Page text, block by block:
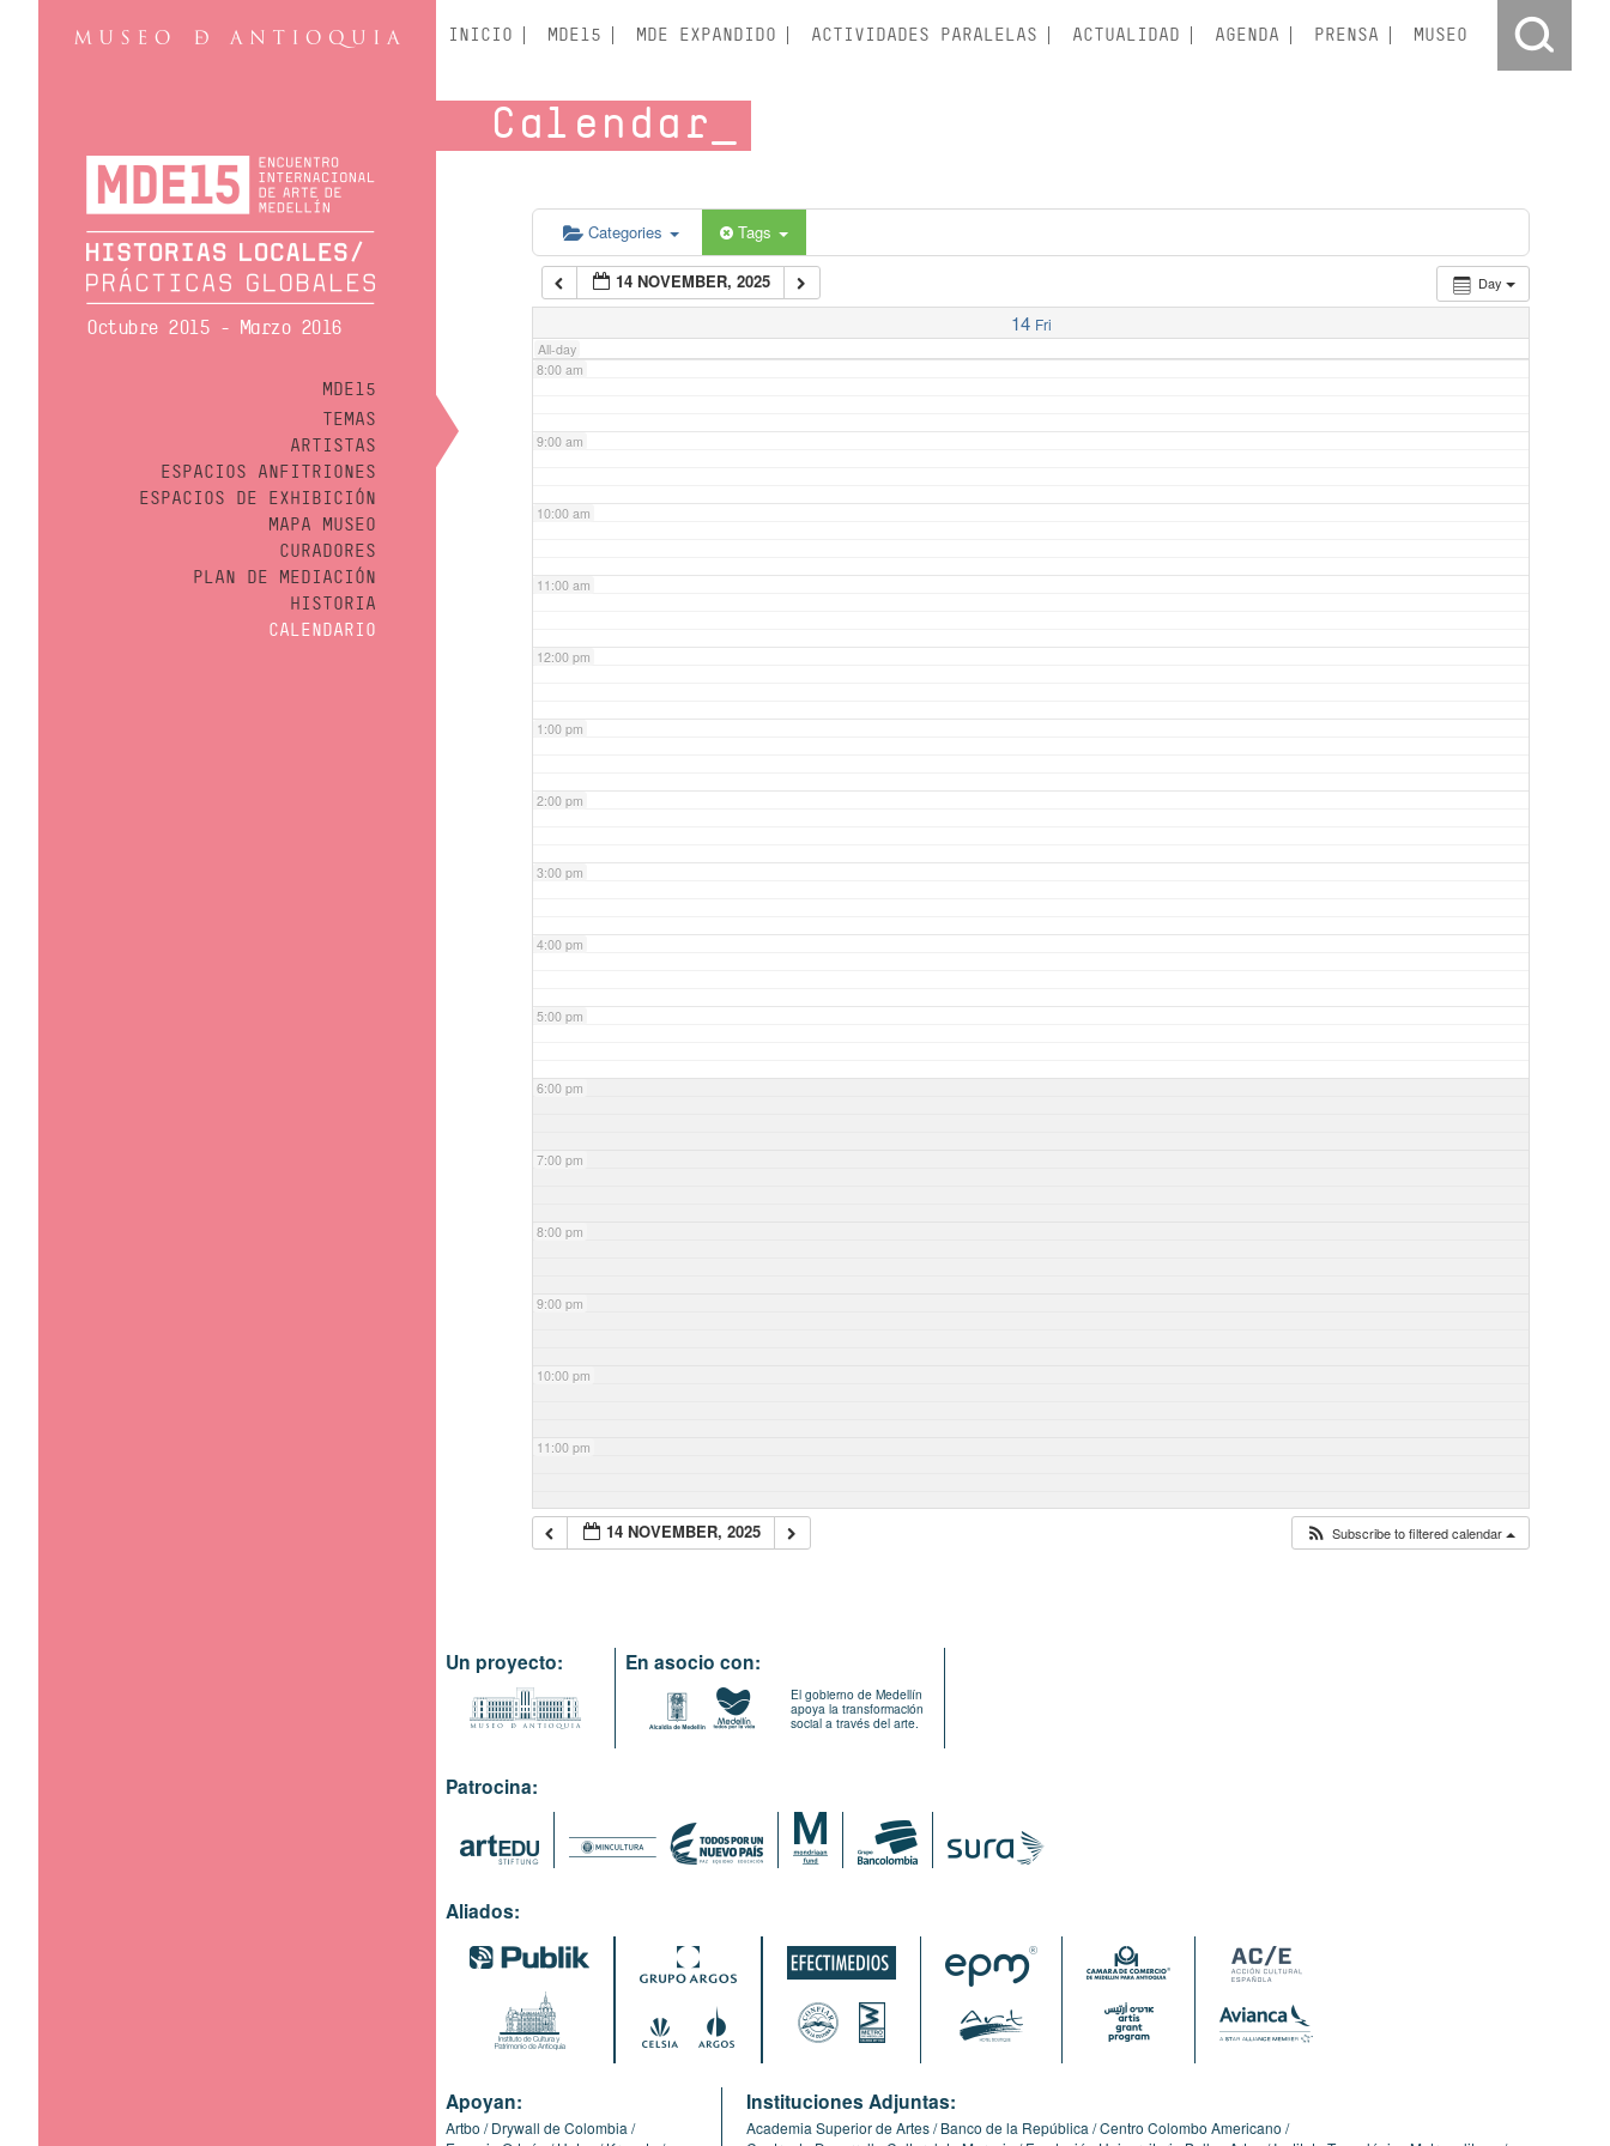
Octubre 2015 - Marzo 2016
MDE15
TEMAS
ARTISTAS
ESPACIOS ANFITRIONES
ESPACIOS DE EXHIBICIÓN
MAPA MUSEO
CURADORES
PLAN DE MEDIACIÓN
HISTORIA
CALENDARIO
INICIO MDE15 MDE EXPANDIDO ACTIVIDADES PARALELAS ACTUALIDAD AGENDA PRENSA MUSEO
Calendar
Categories Tags
Day
14 NOVEMBER, 2025
14 Fri
All-day
5:00 am
6:00 am
7:00 am
8:00 am
9:00 am
10:00 am
11:00 am
12:00 pm
1:00 pm
2:00 pm
3:00 pm
4:00 pm
5:00 pm
6:00 pm
7:00 pm
8:00 pm
9:00 pm
10:00 pm
11:00 pm
14 NOVEMBER, 2025 Subscribe to filtered calendar
Un proyecto: En asocio con:
El gobierno de Medellín
apoya la transformación
social a través del arte.
Patrocina:
Aliados:
Apoyan:
Artbo
Drywall de Colombia
Instituciones Adjuntas:
Academia Superior de Artes Banco de la República Centro Colombo Americano